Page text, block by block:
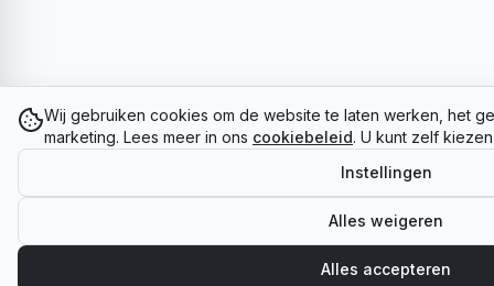
Wij gebruiken cookies om de website te laten werken, het
marketing. Lees meer in ons cookiebeleid. U kunt zelf
Instellingen
Alles weigeren
Alles accepteren